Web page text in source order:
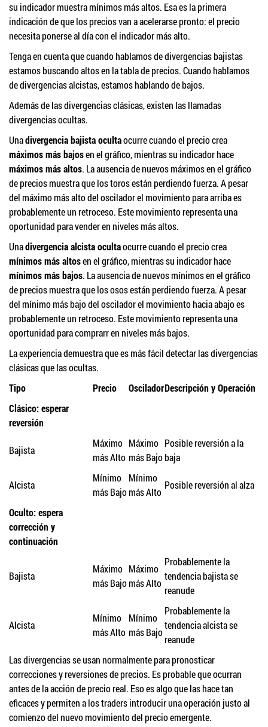
su indicador muestra mínimos más altos. Esa es la primera
indicación de que los precios van a acelerarse pronto: el precio
necesita ponerse al día con el indicador más alto.
Tenga en cuenta que cuando hablamos de divergencias bajistas
estamos buscando altos en la tabla de precios. Cuando hablamos
de divergencias alcistas, estamos hablando de bajos.
Además de las divergencias clásicas, existen las llamadas
divergencias ocultas.
Unadivergencia bajista ocultaocurre cuando el precio crea
máximos más bajosen el gráfico, mientras su indicador hace
máximos más altos. La ausencia de nuevos máximos en el gráfico
de precios muestra que los toros están perdiendo fuerza. A pesar
del máximo más alto del oscilador el movimiento para arriba es
probablemente un retroceso. Este movimiento representa una
oportunidad para vender en niveles más altos.
Unadivergencia alcista ocultaocurre cuando el precio crea
mínimos más altosen el gráfico, mientras su indicador hace
mínimos más bajos. La ausencia de nuevos mínimos en el gráfico
de precios muestra que los osos están perdiendo fuerza. A pesar
del mínimo más bajo del oscilador el movimiento hacia abajo es
probablemente un retroceso. Este movimiento representa una
oportunidad para comprarr en niveles más bajos.
La experiencia demuestra que es más fácil detectar las divergencias
clásicas que las ocultas.
Tipo
Precio OsciladorDescripción y Operación
Clásico: esperar
reversión
Bajista
Máximo
más Alto
Máximo
más Bajo
Posible reversión a la
baja
Alcista
Mínimo
más Bajo
Mínimo
más Alto
Posible reversión al alza
Oculto: espera
corrección y
continuación
Bajista
Máximo
más Bajo
Máximo
más Alto
Probablemente la
tendencia bajista se
reanude
Alcista
Mínimo
más Alto
Mínimo
más Bajo
Probablemente la
tendencia alcista se
reanude
Las divergencias se usan normalmente para pronosticar
correcciones y reversiones de precios. Es probable que ocurran
antes de la acción de precio real. Eso es algo que las hace tan
eficaces y permiten a los traders introducir una operación justo al
comienzo del nuevo movimiento del precio emergente.